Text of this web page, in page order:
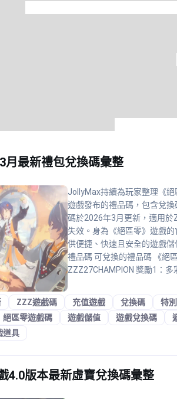
月最新禮包兌換碼彙整
JollyMax持續為玩家整理《
遊戲發布的禮品碼，包含兌
碼於2026年3月更新，適用於
失效。身為《絕區零》遊戲
供便捷、快速且安全的遊戲
禮品碼 可兌換的禮品碼 《絕
ZZZ27CHAMPION 獎勵1：多
ZZZ遊戲碼 充值遊戲 兌換碼 特
絕區零遊戲碼 遊戲儲值 遊戲兌換碼
道具
4.0版本最新虛寶兌換碼彙整